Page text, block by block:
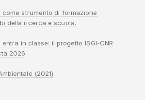
come strumento di formazione
della ricerca e scuola.
in classe: il progetto ISGI-CNR
2026
(2021)